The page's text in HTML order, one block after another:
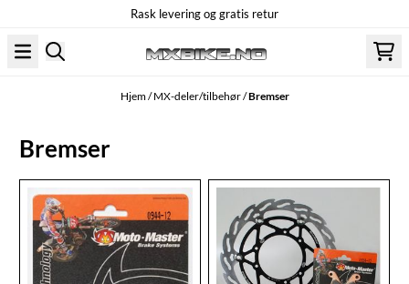
Rask levering og gratis retur
Hjem/MX-deler/tilbehør/Bremser
Bremser